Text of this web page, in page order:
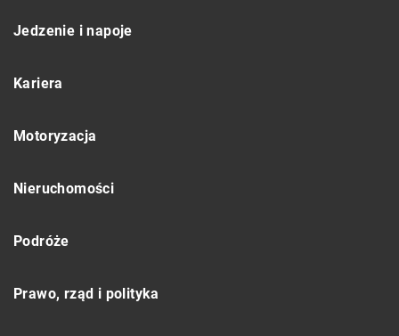
Jedzenie i napoje
Kariera
Motoryzacja
Nieruchomości
Podróże
Prawo, rząd i polityka